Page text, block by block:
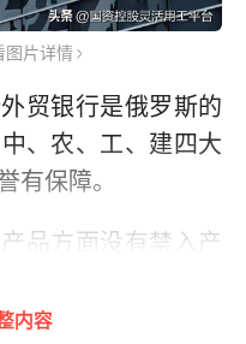
图片详情
贸银行是俄罗斯的
、农、工、建四大
有保障。
品方面没有禁入产
的产品都可以通过
款。
内容